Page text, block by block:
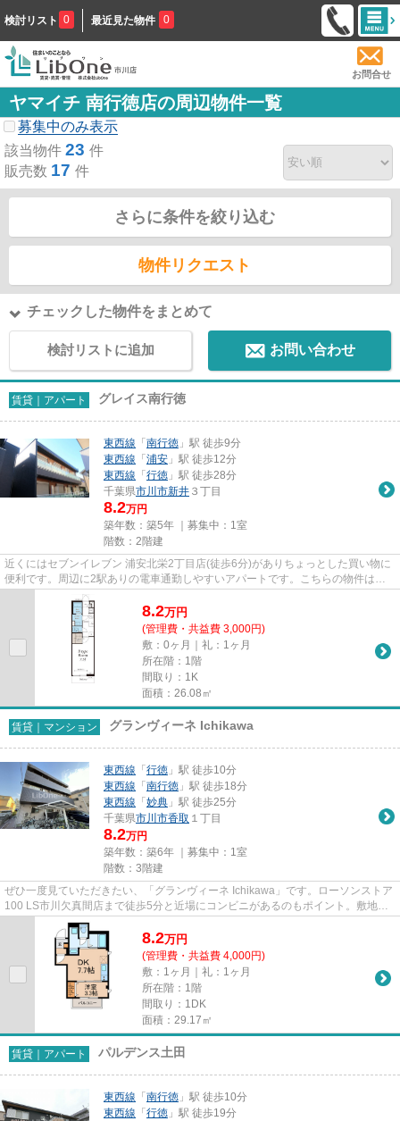
検討リスト 0 最近見た物件 0
お問合せ
ヤマイチ 南行徳店の周辺物件一覧
募集中のみ表示
該当物件 23 件
販売数 17 件
さらに条件を絞り込む
物件リクエスト
チェックした物件をまとめて
検討リストに追加 お問い合わせ
賃貸｜アパート グレイス南行徳
東西線 「 南行徳 」駅 徒歩9分
東西線 「 浦安 」駅 徒歩12分
東西線 「 行徳 」駅 徒歩28分
千葉県市川市新井 ３丁目
8.2万円
築年数：築5年 ｜募集中： 1室
階数：2階建
近くにはセブンイレブン 浦安北栄2丁目店(徒歩6分)がありちょっとした買い物に
便利です。周辺に2駅ありの電車通勤しやすいアパートです。こちらの物件はア
パートです。築5年の物件で充...
8.2万円
(管理費・共益費 3,000円)
敷：0ヶ月｜礼：1ヶ月
所在階：1階
間取り：1K
面積：26.08㎡
賃貸｜マンション グランヴィーネ Ichikawa
東西線 「 行徳 」駅 徒歩10分
東西線 「 南行徳 」駅 徒歩18分
東西線 「 妙典 」駅 徒歩25分
千葉県市川市香取 １丁目
8.2万円
築年数：築6年 ｜募集中： 1室
階数：3階建
ぜひ一度見ていただきたい、「グランヴィーネ Ichikawa」です。ローソンストア
100 LS市川欠真間店まで徒歩5分と近場にコンビニがあるのもポイント。敷地内
にあるごみ置き場も自由に使...
8.2万円
(管理費・共益費 4,000円)
敷：1ヶ月｜礼：1ヶ月
所在階：1階
間取り：1DK
面積：29.17㎡
賃貸｜アパート パルデンス土田
東西線 「 南行徳 」駅 徒歩10分
東西線 「 行徳 」駅 徒歩19分